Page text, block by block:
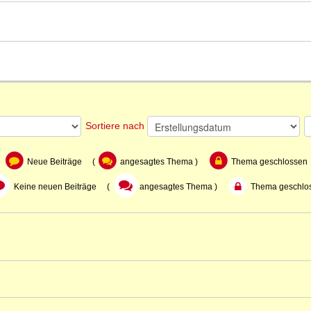
Sortiere nach
Neue Beiträge ( angesagtes Thema ) Thema geschlossen
Keine neuen Beiträge ( angesagtes Thema ) Thema